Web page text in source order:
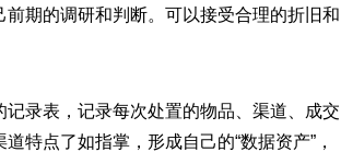
期的调研和判断。可以接受合理的折旧和
录表，记录每次处置的物品、渠道、成交
特点了如指掌，形成自己的“数据资产”，